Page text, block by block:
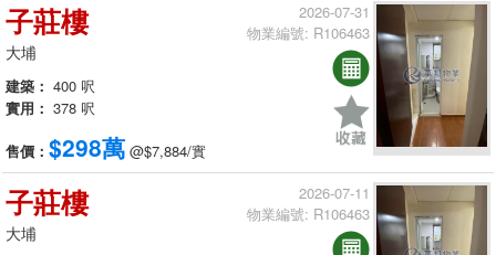
子莊樓
大埔
建築： 400 呎
實用： 378 呎
售價： $298萬 @$7,884/實
2026-07-31
物業編號: R106463
子莊樓
大埔
2026-07-11
物業編號: R106463